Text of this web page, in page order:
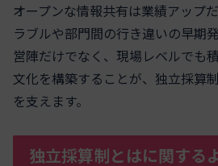
オープンな情報共有は業績アップ
ラブルや部門間の行き違いの早期
営陣だけでなく、現場レベルでも
文化を構築することが、独立採算
を支えます。
独立採算制とはに関する